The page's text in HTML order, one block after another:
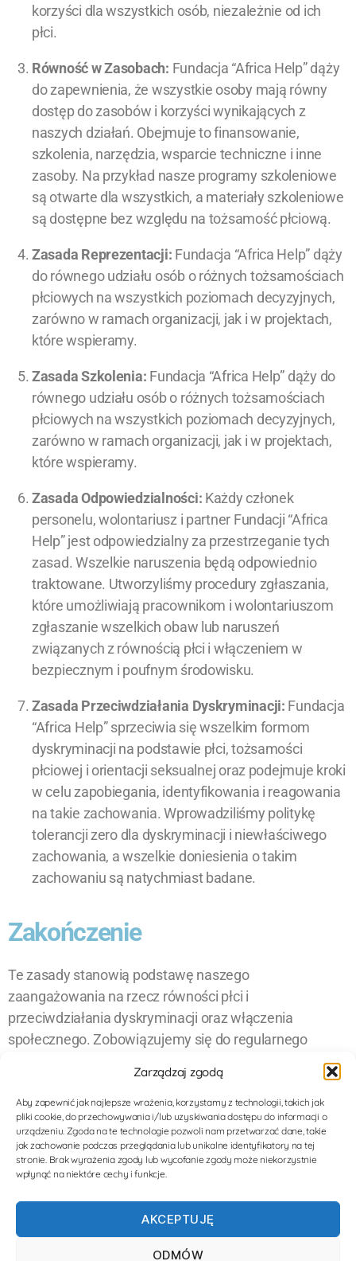
Zarządzaj zgodą
Aby zapewnić jak najlepsze wrażenia, korzystamy z technologii, takich jak
pliki cookie, do przechowywania i/lub uzyskiwania dostępu do informacji o
urządzeniu. Zgoda na te technologie pozwoli nam przetwarzać dane, takie
jak zachowanie podczas przeglądania lub unikalne identyfikatory na tej
stronie. Brak wyrażenia zgody lub wycofanie zgody może niekorzystnie
wpłynąć na niektóre cechy i funkcje.
AKCEPTUJĘ
ODMÓW
korzyści dla wszystkich osób, niezależnie od ich
płci.
Równość w Zasobach: Fundacja “Africa Help” dąży
do zapewnienia, że wszystkie osoby mają równy
dostęp do zasobów i korzyści wynikających z
naszych działań. Obejmuje to finansowanie,
szkolenia, narzędzia, wsparcie techniczne i inne
zasoby. Na przykład nasze programy szkoleniowe
są otwarte dla wszystkich, a materiały szkoleniowe
są dostępne bez względu na tożsamość płciową.
Zasada Reprezentacji: Fundacja “Africa Help” dąży
do równego udziału osób o różnych tożsamościach
płciowych na wszystkich poziomach decyzyjnych,
zarówno w ramach organizacji, jak i w projektach,
które wspieramy.
Zasada Szkolenia: Fundacja “Africa Help” dąży do
równego udziału osób o różnych tożsamościach
płciowych na wszystkich poziomach decyzyjnych,
zarówno w ramach organizacji, jak i w projektach,
które wspieramy.
Zasada Odpowiedzialności: Każdy członek
personelu, wolontariusz i partner Fundacji “Africa
Help” jest odpowiedzialny za przestrzeganie tych
zasad. Wszelkie naruszenia będą odpowiednio
traktowane. Utworzyliśmy procedury zgłaszania,
które umożliwiają pracownikom i wolontariuszom
zgłaszanie wszelkich obaw lub naruszeń
związanych z równością płci i włączeniem w
bezpiecznym i poufnym środowisku.
Zasada Przeciwdziałania Dyskryminacji: Fundacja
“Africa Help” sprzeciwia się wszelkim formom
dyskryminacji na podstawie płci, tożsamości
płciowej i orientacji seksualnej oraz podejmuje kroki
w celu zapobiegania, identyfikowania i reagowania
na takie zachowania. Wprowadziliśmy politykę
tolerancji zero dla dyskryminacji i niewłaściwego
zachowania, a wszelkie doniesienia o takim
zachowaniu są natychmiast badane.
Zakończenie
Te zasady stanowią podstawę naszego
zaangażowania na rzecz równości płci i
przeciwdziałania dyskryminacji oraz włączenia
społecznego. Zobowiązujemy się do regularnego
przeglądu i aktualizacji tych zasad, aby zapewnić, że
odzwierciedlają one nasze cele i zobowiązania, a także
aktualne standardy dotyczące równości, różnorodności
i inkluzywności. Pragniemy, aby Fundacja “Africa Help”
była miejscem, gdzie każda osoba, niezależnie od
tożsamości płciowej, ma równą szansę na